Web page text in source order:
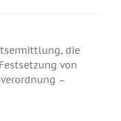
die
von
–